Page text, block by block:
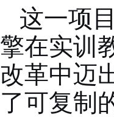
这一项
擎在实训
改革中迈
了可复制